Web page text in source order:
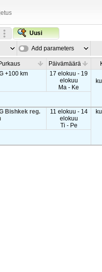
Uusi
Add parameters
Päivämäärä
+100 km
17 elokuu - 19
elokuu
Ma - Ke
Bishkek reg.
11 elokuu - 14
elokuu
Ti - Pe